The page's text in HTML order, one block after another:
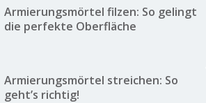
Armierungsmörtel filzen: So gelingt
die perfekte Oberfläche
Armierungsmörtel streichen: So
geht’s richtig!